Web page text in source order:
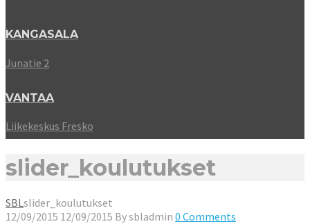
KANGASALA
Junatie 2
VANTAA
Liikekeskus Fresko
slider_koulutukset
SBLslider_koulutukset
12/09/2015 12/09/2015 Bysbladmin 0 Comments